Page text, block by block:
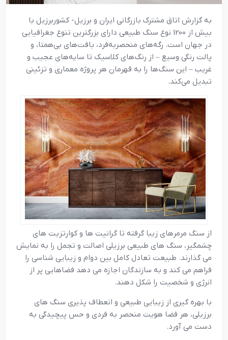
به گزارش اتاق مشترک بازرگانی ایران و برزیل- کشوربرزیل با
بیش از 1200 نوع سنگ طبیعی دارای بزرگترین تنوع جغرافیایی
در جهان است. رگه‌های منحصربه‌فرد، بافت‌های بی‌همتا، و
پالت رنگی وسیع – از رنگ‌های کلاسیک تا سایه‌های عجیب و
غریب – این سنگ‌ها را به قهرمان هر پروژه معماری و تزئینی
تبدیل می‌کند.
از سنگ مرمرهای زیبا گرفته تا گرانیت ها و کوارتزیت های
چشمگیر، سنگ های طبیعی برزیلی اصالت و تجمل را به نمایش
می گذارند. طبیعت تعادل کامل بین دوام و زیبایی شناسی را
فراهم می کند و به سازندگان اجازه می دهد فضاهایی پر از
انرژی و شخصیت را شکل دهند.
با بهره گیری از زیبایی طبیعی و انعطاف پذیری سنگ های
برزیلی، هر فضا هویت منحصر به فردی و حس پیچیدگی به
دست می آورد.